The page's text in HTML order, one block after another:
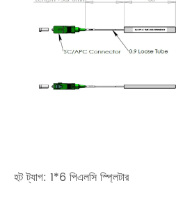
হট ট্যাগ: 1*6 পিএলসি স্প্লিটার